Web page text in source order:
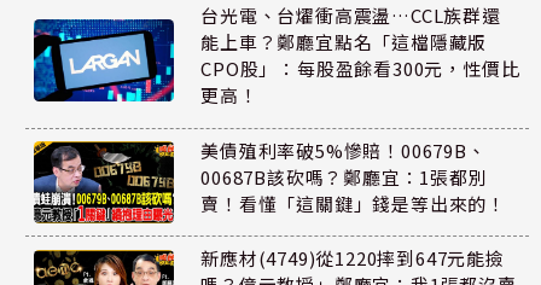
台光電、台燿衝高震盪…CCL族群還
能上車？鄭廳宜點名「這檔隱藏版
CPO股」：每股盈餘看300元，性價比
更高！
美債殖利率破5%慘賠！00679B、
00687B該砍嗎？鄭廳宜：1張都別
賣！看懂「這關鍵」錢是等出來的！
新應材(4749)從1220摔到647元能撿